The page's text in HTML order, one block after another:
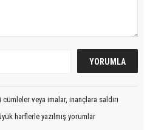
veya imalar, inançlara saldırı
harflerle yazılmış yorumlar